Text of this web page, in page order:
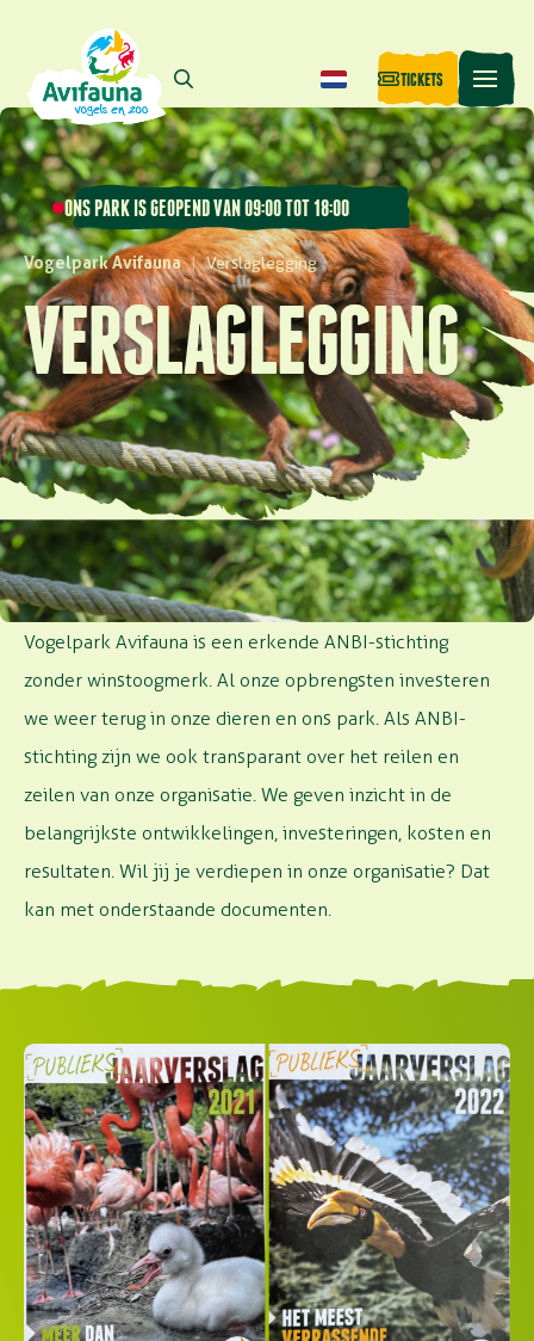
TICKETS
ONS PARK IS GEOPEND VAN 09:00 TOT 18:00
Vogelpark Avifauna | Verslaglegging
VERSLAGLEGGING
INZICHT IN AVIFAUNA
Vogelpark Avifauna is een erkende ANBI-stichting
zonder winstoogmerk. Al onze opbrengsten investeren
we weer terug in onze dieren en ons park. Als ANBI-
stichting zijn we ook transparant over het reilen en
zeilen van onze organisatie. We geven inzicht in de
belangrijkste ontwikkelingen, investeringen, kosten en
resultaten. Wil jij je verdiepen in onze organisatie? Dat
kan met onderstaande documenten.